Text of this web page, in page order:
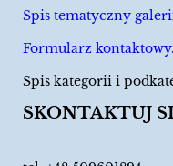
Spis tematyczny
Formularz kontaktowy.
Spis kategorii i
SKONTAKTUJ